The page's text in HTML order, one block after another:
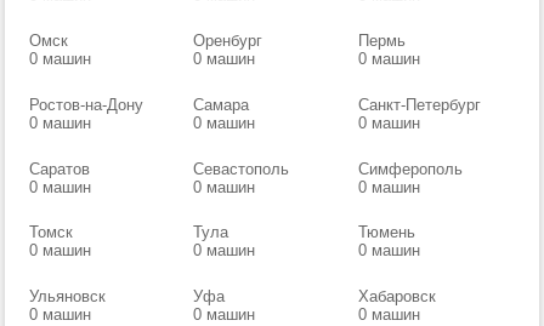
Омск
0 машин
Оренбург
0 машин
Пермь
0 машин
Ростов-на-Дону
0 машин
Самара
0 машин
Санкт-Петербург
0 машин
Саратов
0 машин
Севастополь
0 машин
Симферополь
0 машин
Томск
0 машин
Тула
0 машин
Тюмень
0 машин
Ульяновск
0 машин
Уфа
0 машин
Хабаровск
0 машин